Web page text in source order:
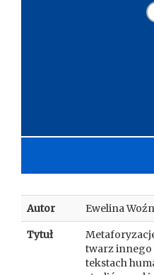
Autor Ewelina
Tytuł
twarz
tekstach